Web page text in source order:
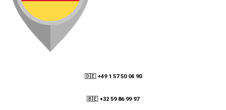
🇩🇪 +49 1 57 50 04 90
🇧🇪 +32 59 86 99 97